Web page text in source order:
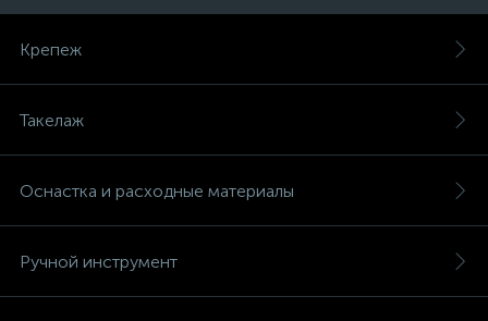
Крепеж
Такелаж
Оснастка и расходные материалы
Ручной инструмент